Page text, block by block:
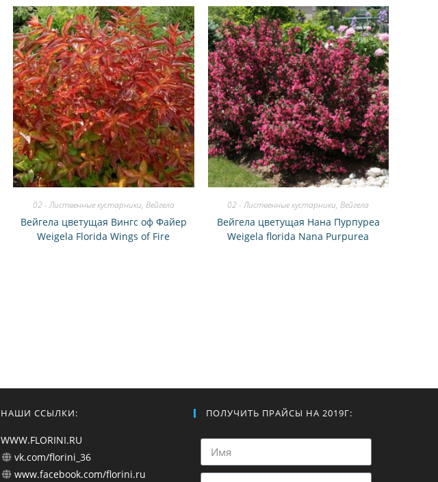
02 - Лиственные кустарники, Вейгела
Вейгела цветущая Вингс оф Файер
Weigela Florida Wings of Fire
02 - Лиственные кустарники,Вейгела
Вейгела цветущая Нана Пурпуреа
Weigela florida Nana Purpurea
НАШИ ССЫЛКИ:
WWW.FLORINI.RU
vk.com/florini_36
www.facebook.com/florini.ru
ПОЛУЧИТЬ ПРАЙСЫ НА 2019Г: